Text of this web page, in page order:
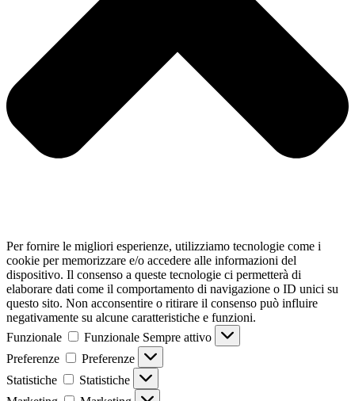
Per fornire le migliori esperienze, utilizziamo tecnologie come i
cookie per memorizzare e/o accedere alle informazioni del
dispositivo. Il consenso a queste tecnologie ci permetterà di
elaborare dati come il comportamento di navigazione o ID unici su
questo sito. Non acconsentire o ritirare il consenso può influire
negativamente su alcune caratteristiche e funzioni.
Funzionale
Funzionale Sempre attivo
Preferenze
Preferenze
Statistiche
Statistiche